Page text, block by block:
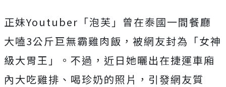
正妹Youtuber「泡芙」曾在泰國一間餐廳
大嗑3公斤巨無霸雞肉飯，被網友封為「女神
級大胃王」。不過，近日她曬出在捷運車廂
內大吃雞排、喝珍奶的照片，引發網友質